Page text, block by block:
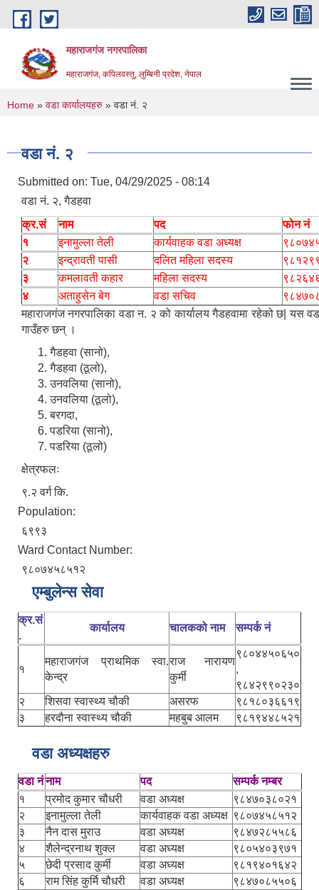
Skip to main content
महाराजगंज नगरपालिका
महाराजगंज, कपिलवस्तु, लुम्बिनी प्रदेश, नेपाल
You are here
Home » वडा कार्यालयहरु » वडा नं. २
वडा नं. २
Submitted on: Tue, 04/29/2025 - 08:14
वडा नं. २, गैडहवा
क्र.सं
नाम पद
फोन नं
१
इनामुल्ला तेली कार्यवाहक वडा अध्यक्ष
२
इन्द्रावती पासी दलित महिला सदस्य
३
कमलावती कहार महिला सदस्य
४
अताहुसेन बेग वडा सचिव
महाराजगंज नगरपालिका वडा न. २ को कार्यालय गैडहवामा रहेको छ| यस
गाउँहरु छन् ।
गैडहवा (सानो),
गैडहवा (ठूलो),
उनवलिया (सानो),
उनवलिया (ठूलो),
बरगदा,
पडरिया (सानो),
पडरिया (ठूलो)
क्षेत्रफलः
९.२ वर्ग कि.
Population:
६९९३
Ward Contact Number:
९८०७४५८५१२
एम्बुलेन्स सेवा
क्र.सं
.
कार्यालय चालकको नाम सम्पर्क नं
१
महाराजगंज प्राथमिक स्वा.
केन्द्र
राज नारायण
कुर्मी
९८०४४५०६५०
,
९८४२९९०२३०
२
शिसवा स्वास्थ्य चौकी असरफ
९८१८०३६६१९
३
हरदौना स्वास्थ्य चौकी महबुब आलम ९८१९४४८५२१
वडा अध्यक्षहरु
वडा नंनाम पद
सम्पर्क नम्बर
१
प्रमोद कुमार चौधरी वडा अध्यक्ष
९८४७०३८०२१
२
इनामुल्ला तेली कार्यवाहक वडा अध्यक्ष ९८०७४५८५१२
३
नैन दास मुराउ वडा अध्यक्ष
९८४७२८५५८६
४
शैलेन्द्रनाथ शुक्ल वडा अध्यक्ष
९८०५४०३९७१
५
छेदी प्रसाद कुर्मी वडा अध्यक्ष
९८१९४०१६४२
६
राम सिंह कुर्मि चौधरी वडा अध्यक्ष
९८४७०८५५०६